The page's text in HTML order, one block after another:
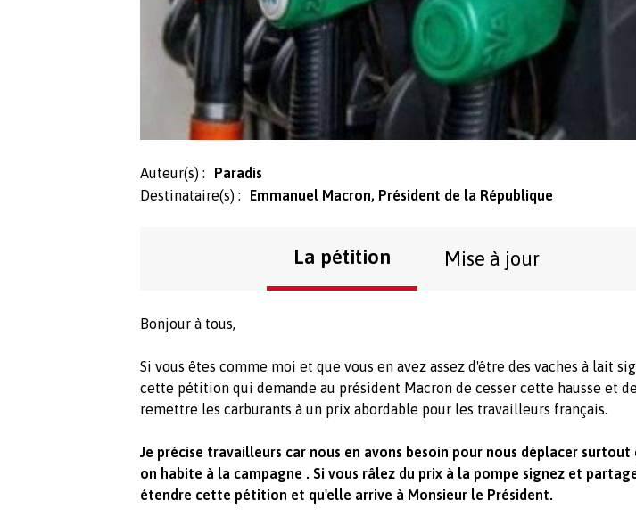
Auteur(s) :
Paradis
Destinataire(s) :
Emmanuel Macron, Président de la République
La pétition Mise à jour
Bonjour à tous,
Si vous êtes comme moi et que vous en avez assez d'être des vaches à lait
cette pétition qui demande au président Macron de cesser cette hausse et de
remettre les carburants à un prix abordable pour les travailleurs français.
Je précise travailleurs car nous en avons besoin pour nous déplacer surtout
on habite à la campagne . Si vous râlez du prix à la pompe signez et
étendre cette pétition et qu'elle arrive à Monsieur le Président.